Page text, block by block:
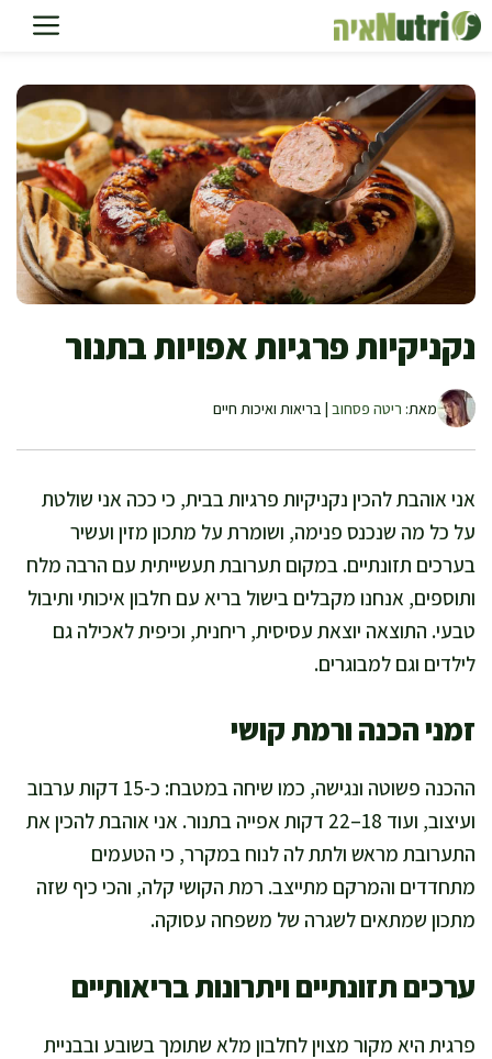
לדלג
לתוכן
נקניקיות פרגיות אפויות בתנור
מאת: ריטה פסחוב | בריאות ואיכות חיים
אני אוהבת להכין נקניקיות פרגיות בבית, כי ככה אני שולטת
על כל מה שנכנס פנימה, ושומרת על מתכון מזין ועשיר
בערכים תזונתיים. במקום תערובת תעשייתית עם הרבה מלח
ותוספים, אנחנו מקבלים בישול בריא עם חלבון איכותי ותיבול
טבעי. התוצאה יוצאת עסיסית, ריחנית, וכיפית לאכילה גם
לילדים וגם למבוגרים.
זמני הכנה ורמת קושי
ההכנה פשוטה ונגישה, כמו שיחה במטבח: כ-15 דקות ערבוב
ועיצוב, ועוד 18–22 דקות אפייה בתנור. אני אוהבת להכין את
התערובת מראש ולתת לה לנוח במקרר, כי הטעמים
מתחדדים והמרקם מתייצב. רמת הקושי קלה, והכי כיף שזה
מתכון שמתאים לשגרה של משפחה עסוקה.
ערכים תזונתיים ויתרונות בריאותיים
פרגית היא מקור מצוין לחלבון מלא שתומך בשובע ובבניית